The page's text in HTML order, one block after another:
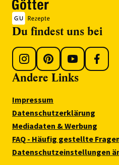
Du findest uns bei
Andere Links
Impressum
Datenschutzerklärung
Mediadaten & Werbung
FAQ - Häufig gestellte
Datenschutzeinstellungen